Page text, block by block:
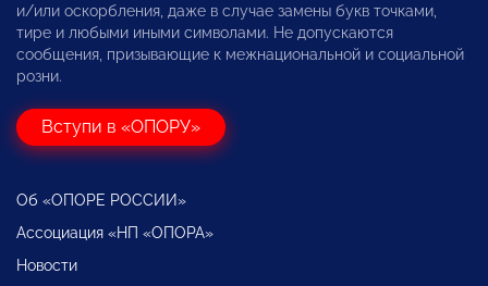
и/или оскорбления, даже в случае замены букв точками,
тире и любыми иными символами. Не допускаются
сообщения, призывающие к межнациональной и социальной
розни.
Вступи в «ОПОРУ»
Об «ОПОРЕ РОССИИ»
Ассоциация «НП «ОПОРА»
Новости